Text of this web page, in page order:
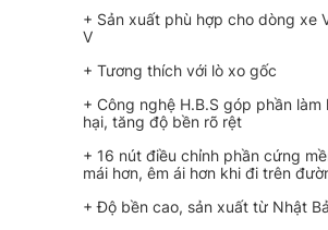
+ Sản xuất phù hợp cho dòng xe
V
+ Tương thích với lò xo gốc
+ Công nghệ H.B.S góp phần
hại, tăng độ bền rõ rệt
+ 16 nút điều chỉnh phần cứng
mái hơn, êm ái hơn khi đi trên
+ Độ bền cao, sản xuất từ Nhật